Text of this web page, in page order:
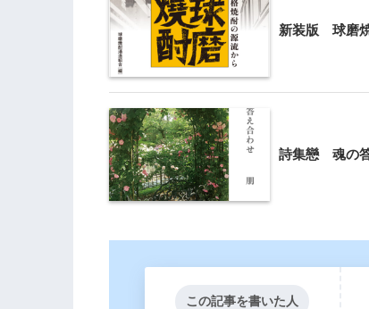
新装版 球磨
詩集戀 魂の
この記事を書いた人